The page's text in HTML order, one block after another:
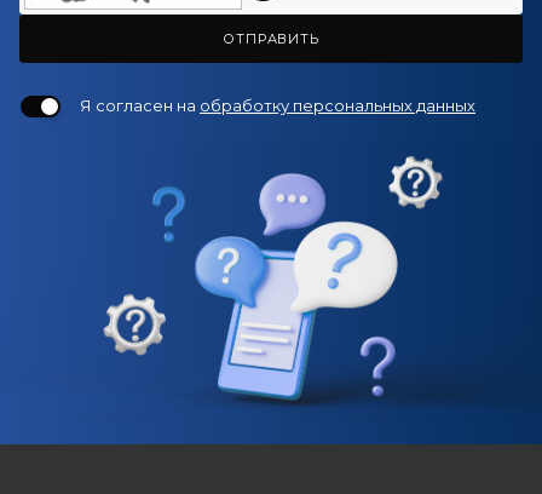
ОТПРАВИТЬ
Я согласен на обработку персональных данных